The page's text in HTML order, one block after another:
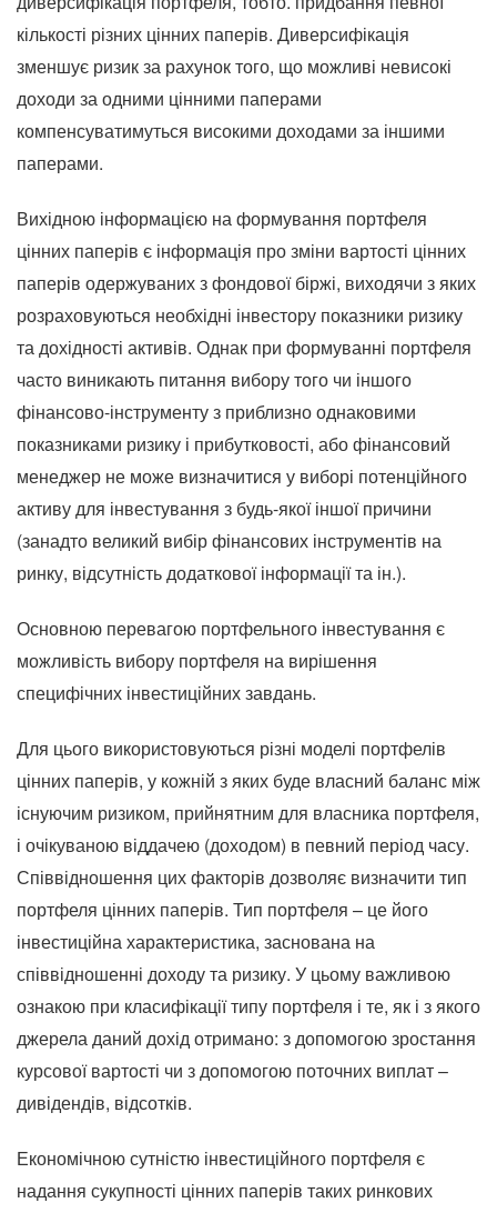
кількості різних цінних паперів. Диверсифікація
зменшує ризик за рахунок того, що можливі невисокі
доходи за одними цінними паперами
компенсуватимуться високими доходами за іншими
паперами.
Вихідною інформацією на формування портфеля
цінних паперів є інформація про зміни вартості цінних
паперів одержуваних з фондової біржі, виходячи з яких
розраховуються необхідні інвестору показники ризику
та дохідності активів. Однак при формуванні портфеля
часто виникають питання вибору того чи іншого
фінансово-інструменту з приблизно однаковими
показниками ризику і прибутковості, або фінансовий
менеджер не може визначитися у виборі потенційного
активу для інвестування з будь-якої іншої причини
(занадто великий вибір фінансових інструментів на
ринку, відсутність додаткової інформації та ін.).
Основною перевагою портфельного інвестування є
можливість вибору портфеля на вирішення
специфічних інвестиційних завдань.
Для цього використовуються різні моделі портфелів
цінних паперів, у кожній з яких буде власний баланс між
існуючим ризиком, прийнятним для власника портфеля,
і очікуваною віддачею (доходом) в певний період часу.
Співвідношення цих факторів дозволяє визначити тип
портфеля цінних паперів. Тип портфеля – це його
інвестиційна характеристика, заснована на
співвідношенні доходу та ризику. У цьому важливою
ознакою при класифікації типу портфеля і те, як і з якого
джерела даний дохід отримано: з допомогою зростання
курсової вартості чи з допомогою поточних виплат –
дивідендів, відсотків.
Економічною сутністю інвестиційного портфеля є
надання сукупності цінних паперів таких ринкових